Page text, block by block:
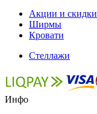
Акции и скидки
Ширмы
Кровати
Стеллажи
Инфо